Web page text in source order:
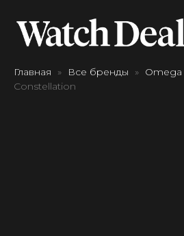
Главная Все бренды Omega
Constellation